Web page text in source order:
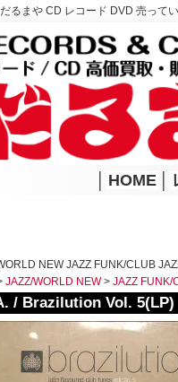
るまや CD レコード DVD 売って
HOME
NEW JAZZ FUNK/CLUB
JAZZ/WORLD NEW> JAZZ FUNK/
/ Brazilution Vol. 5(LP)